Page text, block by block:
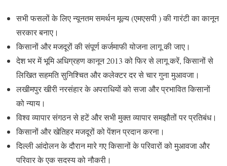
सभी फसलों के लिए न्यूनतम समर्थन मूल्य (एमएसपी ) की गारंटी का कानून
सरकार बनाए।
किसानों और मजदूरों की संपूर्ण कर्जमाफी योजना लागू की जाए।
देश भर में भूमि अधिग्रहण कानून 2013 को फिर से लागू करें, किसानों से
लिखित सहमति सुनिश्चित और कलेक्टर दर से चार गुना मुआवजा।
लखीमपुर खीरी नरसंहार के अपराधियों को सजा और प्रभावित किसानों
को न्याय।
विश्व व्यापार संगठन से हटें और सभी मुक्त व्यापार समझौतों पर प्रतिबंध।
किसानों और खेतिहर मजदूरों को पेंशन प्रदान करना।
दिल्ली आंदोलन के दौरान मारे गए किसानों के परिवारों को मुआवजा और
परिवार के एक सदस्य को नौकरी।